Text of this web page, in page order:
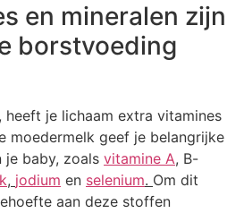
en mineralen zijn
borstvoeding
heeft je lichaam extra vitamines
moedermelk geef je belangrijke
baby, zoals vitamine A, B-
, jodium en selenium. Om dit
aan deze stoffen